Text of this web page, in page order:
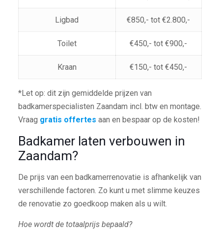
Ligbad €850,- tot €2.800,-
Toilet €450,- tot €900,-
Kraan €150,- tot €450,-
*Let op: dit zijn gemiddelde prijzen van
badkamerspecialisten Zaandam incl. btw en montage.
Vraag gratis offertes aan en bespaar op de kosten!
Badkamer laten verbouwen in
Zaandam?
De prijs van een badkamerrenovatie is afhankelijk van
verschillende factoren. Zo kunt u met slimme keuzes
de renovatie zo goedkoop maken als u wilt.
Hoe wordt de totaalprijs bepaald?